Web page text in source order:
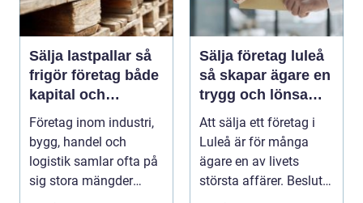
Sälja lastpallar så
frigör företag både
kapital och
lagerutrymme
Företag inom industri,
bygg, handel och
logistik samlar ofta på
sig stora mängder
lastpallar. De tar...
Sälja företag luleå
så skapar ägare en
trygg och lönsam
affär
Att sälja ett företag i
Luleå är för många
ägare en av livets
största affärer. Beslutet
rymmer både ...